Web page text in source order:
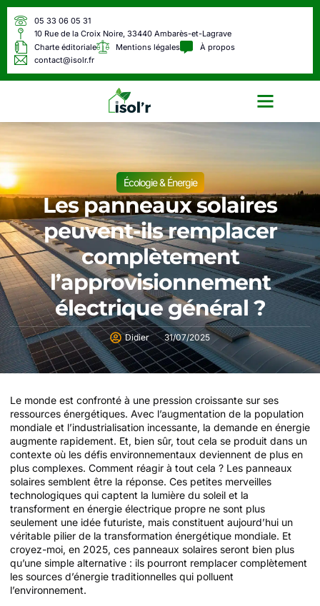
05 33 06 05 31
10 Rue de la Croix Noire, 33440 Ambarès-et-Lagrave
Charte éditoriale
Mentions légales
À propos
contact@isolr.fr
Écologie & Énergie
Les panneaux solaires
peuvent-ils remplacer
complètement
l’approvisionnement
électrique général ?
Didier 31/07/2025
Le monde est confronté à une pression croissante sur ses
ressources énergétiques. Avec l’augmentation de la population
mondiale et l’industrialisation incessante, la demande en énergie
augmente rapidement. Et, bien sûr, tout cela se produit dans un
contexte où les défis environnementaux deviennent de plus en
plus complexes. Comment réagir à tout cela ? Les panneaux
solaires semblent être la réponse. Ces petites merveilles
technologiques qui captent la lumière du soleil et la
transforment en énergie électrique propre ne sont plus
seulement une idée futuriste, mais constituent aujourd’hui un
véritable pilier de la transformation énergétique mondiale. Et
croyez-moi, en 2025, ces panneaux solaires seront bien plus
qu’une simple alternative : ils pourront remplacer complètement
les sources d’énergie traditionnelles qui polluent
l’environnement.